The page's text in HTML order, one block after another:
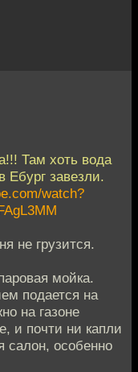
Там хоть вода
Ебург завезли.
watch?
не грузится.
мойка.
подается на
на газоне
и почти ни капли
салон, особенно